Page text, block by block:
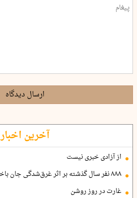
ارسال دیدگاه
آخرین اخبار
از آزادی خبری نیست
۸۸۸ نفر سال گذشته بر اثر غرق‌شدگی جان باختند
غارت در روز روشن